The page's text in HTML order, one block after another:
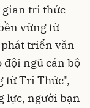
gian tri thức
vững từ
triển văn
đội ngũ cán bộ
từ Tri Thức",
lực, người bạn